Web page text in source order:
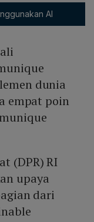
AI
dunia
empat poin
(DPR) RI
upaya
dari